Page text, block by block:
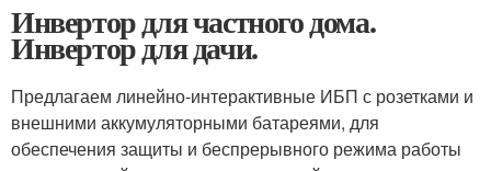
Инвертор для частного дома.
Инвертор для дачи.
Предлагаем линейно-интерактивные ИБП с розетками и
внешними аккумуляторными батареями, для
обеспечения защиты и беспрерывного режима работы